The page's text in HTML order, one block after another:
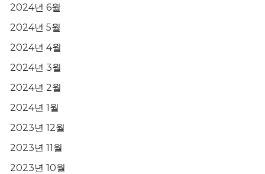
2024년 6월
2024년 5월
2024년 4월
2024년 3월
2024년 2월
2024년 1월
2023년 12월
2023년 11월
2023년 10월